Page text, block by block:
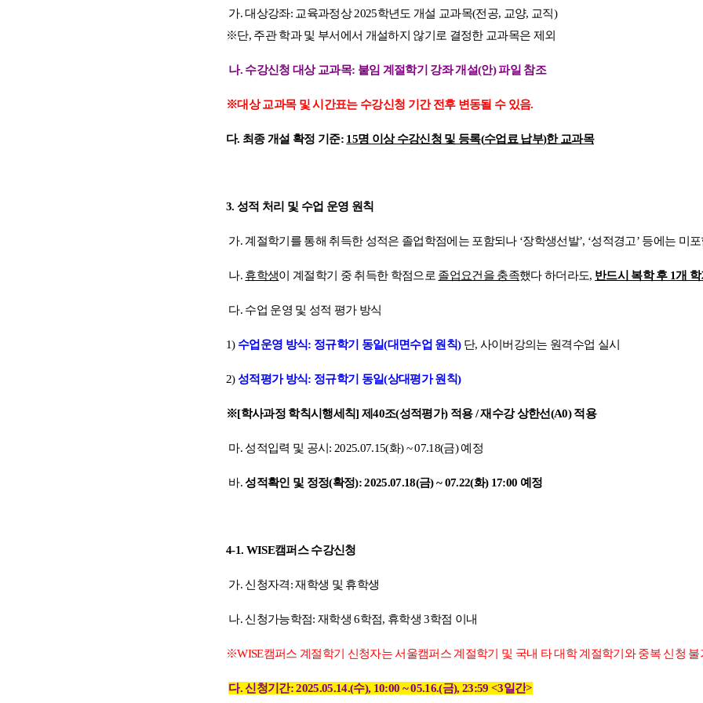
가.대상강좌: 교육과정상2025학년도 개설 교과목(전공, 교양, 교직)
※단, 주관 학과 및 부서에서 개설하지 않기로 결정한 교과목은 제외
나. 수강신청 대상 교과목: 붙임 계절학기 강좌 개설(안)파일 참조
※대상 교과목 및 시간표는 수강신청 기간 전후 변동될 수 있음.
다. 최종 개설 확정 기준: 15명 이상 수강신청 및 등록(수업료 납부)한 교과목
3. 성적 처리 및 수업 운영 원칙
가. 계절학기를 통해 취득한 성적은 졸업학점에는 포함되나‘장학생선발’, ‘성적경고’ 등에는 미
나. 휴학생이 계절학기 중 취득한 학점으로 졸업요건을 충족했다 하더라도, 반드시 복학 후 1개
다. 수업 운영 및 성적 평가 방식
1) 수업운영 방식: 정규학기 동일(대면수업 원칙) 단, 사이버강의는 원격수업 실시
2)성적평가 방식: 정규학기 동일(상대평가 원칙)
※[학사과정 학칙시행세칙]제40조(성적평가) 적용/재수강 상한선(A0)적용
마. 성적입력 및 공시 : 2025.07.15(화) ~ 07.18(금) 예정
바.성적확인 및 정정(확정): 2025.07.18(금) ~ 07.22(화) 17:00 예정
4-1. WISE캠퍼스 수강신청
가. 신청자격:재학생 및 휴학생
나. 신청가능학점:재학생 6학점, 휴학생 3학점 이내
※WISE캠퍼스 계절학기 신청자는 서울캠퍼스 계절학기 및 국내 타 대학 계절학기와 중복 신청 불
다.신청기간: 2025.05.14.(수), 10:00 ~ 05.16.(금), 23:59 <3일간>